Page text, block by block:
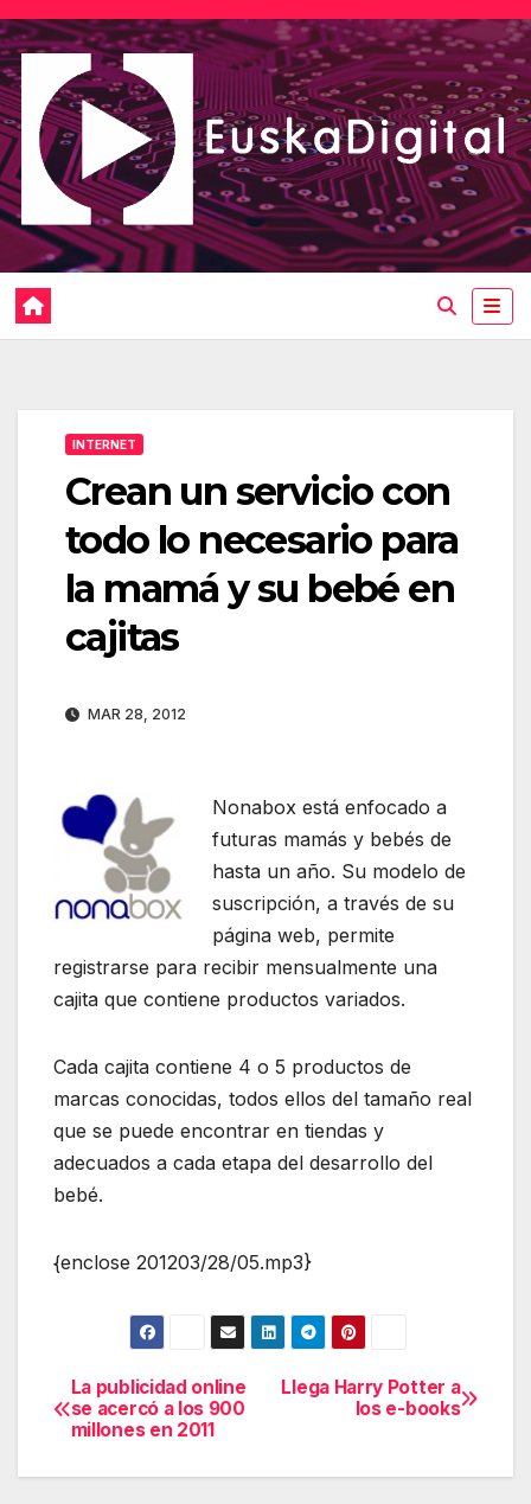
Saltar
al
contenido
INTERNET
Crean un servicio con
todo lo necesario para
la mamá y su bebé en
cajitas
MAR 28, 2012
Nonabox está enfocado a
futuras mamás y bebés de
hasta un año. Su modelo de
suscripción, a través de su
página web, permite
registrarse para recibir mensualmente una
cajita que contiene productos variados.
Cada cajita contiene 4 o 5 productos de
marcas conocidas, todos ellos del tamaño real
que se puede encontrar en tiendas y
adecuados a cada etapa del desarrollo del
bebé.
{enclose 201203/28/05.mp3}
Navegación
de
Llega Harry Potter a
los e-books
La publicidad online
se acercó a los 900
millones en 2011